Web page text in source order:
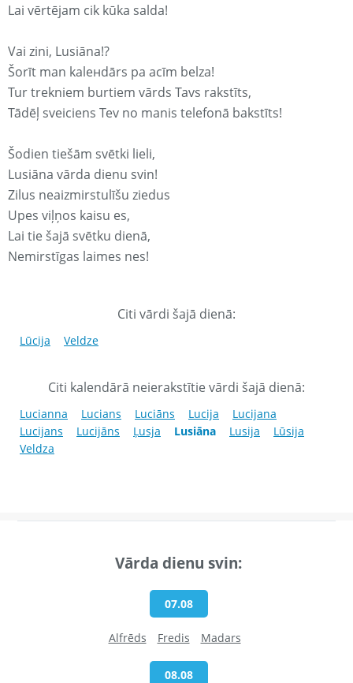
Lai vērtējam cik kūka salda!
Vai zini, Lusiāna!?
Šorīt man kaleнdārs pa acīm belza!
Tur trekniem burtiem vārds Tavs rakstīts,
Tādēļ sveiciens Tev no manis telefonā bakstīts!
Šodien tiešām svētki lieli,
Lusiāna vārda dienu svin!
Zilus neaizmirstulīšu ziedus
Upes viļņos kaisu es,
Lai tie šajā svētku dienā,
Nemirstīgas laimes nes!
Citi vārdi šajā dienā:
Lūcija Veldze
Citi kalendārā neierakstītie vārdi šajā dienā:
Lucianna Lucians Luciāns Lucija
Lucijana
Lucijans
Lucijāns Ļusja Lusiāna Lusija
Lūsija
Veldza
Vārda dienu svin:
07.08
Alfrēds Fredis Madars
08.08